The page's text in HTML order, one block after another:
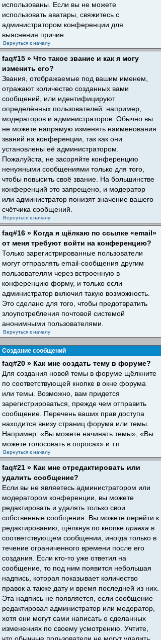
использованы. Если вы не можете
использовать аватары, свяжитесь с
администратором конференции для
выяснения причин.
Вернуться к началу
faq#15 » Что такое звание и как я могу
изменить его?
Звания, отображаемые под вашим именем,
отражают количество созданных вами
сообщений, или идентифицируют
определённых пользователей: например,
модераторов и администраторов. Обычно вы
не можете напрямую изменять наименования
званий на конференции, так как они
установлены её администратором.
Пожалуйста, не засоряйте конференцию
ненужными сообщениями только для того,
чтобы повысить своё звание. На большинстве
конференций это запрещено, и модератор
или администратор понизят значение вашего
счётчика сообщений.
Вернуться к началу
faq#16 » Когда я щёлкаю по ссылке «email»
от меня требуют войти на конференцию?
Только зарегистрированные пользователи
могут отправлять email-сообщения другим
пользователям через встроенную в
конференцию форму, и только если
администратор включил такую возможность.
Это сделано для того, чтобы предотвратить
злоупотребления почтовой системой
анонимными пользователями.
Вернуться к началу
Создание сообщений
faq#20 » Как мне создать тему в форуме?
Для создания новой темы в форуме щёлкните
по соответствующей кнопке в окне форума
или темы. Возможно, вам придется
зарегистрироваться, прежде чем отправить
сообщение. Перечень ваших прав доступа
находится внизу страниц форума или темы.
Например: «Вы можете начинать темы», «Вы
можете голосовать в опросах» и т.п.
Вернуться к началу
faq#21 » Как мне отредактировать или
удалить сообщение?
Если вы не являетесь администратором или
модератором конференции, вы можете
редактировать и удалять только свои
собственные сообщения. Вы можете перейти к
редактированию, щёлкнув по кнопке правка в
соответствующем сообщении, иногда только в
течение ограниченного времени после его
создания. Если кто-то уже ответил на
сообщение, то под ним появится небольшая
надпись, которая показывает количество
правок а также дату и время последней из них.
Эта надпись не появляется, если сообщение
редактировал администратор или модератор,
хотя они могут сами написать о сделанных
изменениях по своему усмотрению. Учтите,